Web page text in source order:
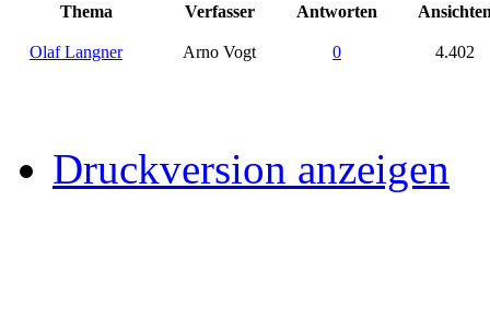
Thema
Verfasser Antworten
Olaf Langner Arno Vogt 0 4.402
Druckversion anzeigen